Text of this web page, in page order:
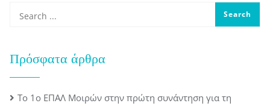
Πρόσφατα άρθρα
Το 1ο ΕΠΑΛ Μοιρών στην πρώτη συνάντηση για τη